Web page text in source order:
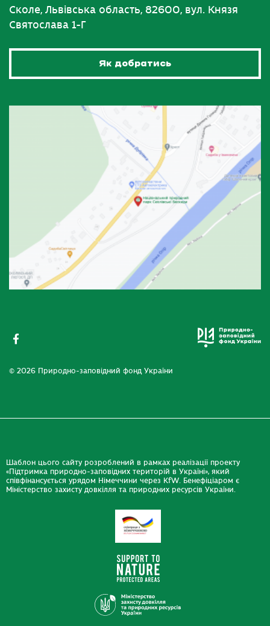
Сколе, Львівська область, 82600, вул. Князя
Святослава 1-Г
Як добратись
© 2026 Природно-заповідний фонд України
Шаблон цього сайту розроблений в рамках реалізації проекту
«Підтримка природно-заповідних територій в Україні», який
співфінансується урядом Німеччини через KfW. Бенефіціаром є
Міністерство захисту довкілля та природних ресурсів України.